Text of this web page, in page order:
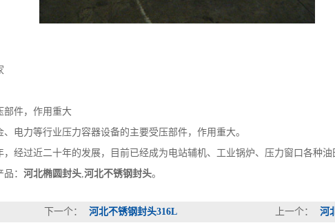
件，作用重大
力等行业压力容器设备的主要受压部件，作用重大。
，经过近二十年的发展，目前已经成为电站辅机、工业锅炉、压力窗口各种
： 河北椭圆封头,河北不锈钢封头。
上一个： 河
下一个： 河北不锈钢封头316L